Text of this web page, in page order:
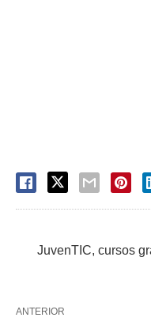
JuvenTIC, cursos
ANTERIOR